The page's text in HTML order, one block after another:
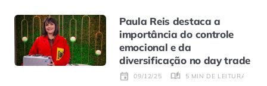
Paula Reis destaca a
importância do controle
emocional e da
diversificação no day trade
09/12/25 5 MIN DE LEITURA